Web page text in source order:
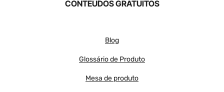
CONTEÚDOS GRATUITOS
Blog
Glossário de Produto
Mesa de produto